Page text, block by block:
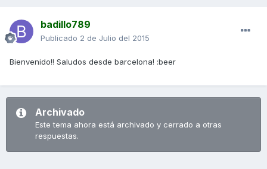
badillo789
Publicado 2 de Julio del 2015
Bienvenido!! Saludos desde barcelona! :beer
Archivado
Este tema ahora está archivado y cerrado a otras
respuestas.